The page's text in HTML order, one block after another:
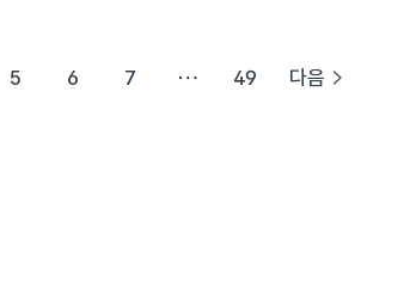
5 6 7 49 다음